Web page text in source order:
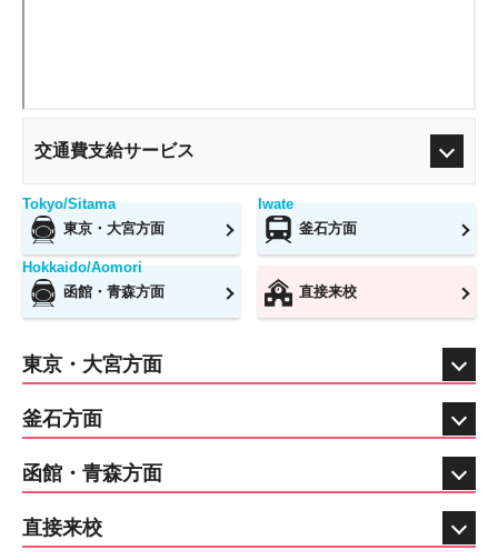
交通費支給サービス
Tokyo/Sitama
東京・大宮方面
Iwate
釜石方面
Hokkaido/Aomori
函館・青森方面
直接来校
東京・大宮方面
釜石方面
函館・青森方面
直接来校